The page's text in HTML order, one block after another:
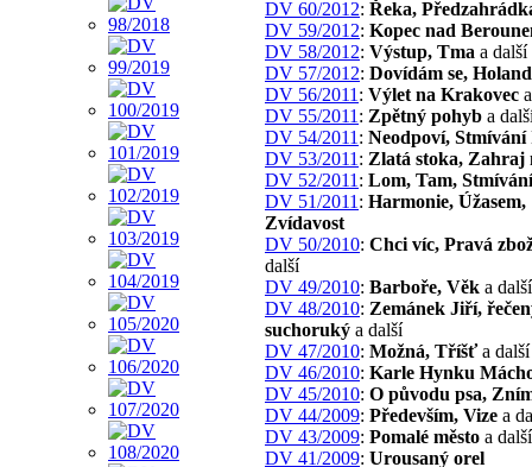
DV 60/2012: Řeka,
DV 59/2012: Kopec nad
DV 58/2012: Výstup, Tma a další
DV 57/2012: Dovídám se,
DV 56/2011 : Výlet na Krakovec
DV 55/2011 : Zpětný pohyb a
DV 54/2011 : Neodpoví,
DV 53/2011 : Zlatá stoka, Zahraj
DV 52/2011 : Lom, Tam, Stmívání
DV 51/2011 : Harmonie, Úžasem,
Zvídavost
DV 50/2010: Chci víc, Pravá
další
DV 49/2010: Barboře, Věk a další
DV 48/2010: Zemánek Jiří,
suchoruký a další
DV 47/2010: Možná, Tříšťa další
DV 46/2010: Karle Hynku
DV 45/2010: O původu psa,
DV 44/2009: Především, Vize a
DV 43/2009: Pomalé město a další
DV 41/2009: Urousaný orel